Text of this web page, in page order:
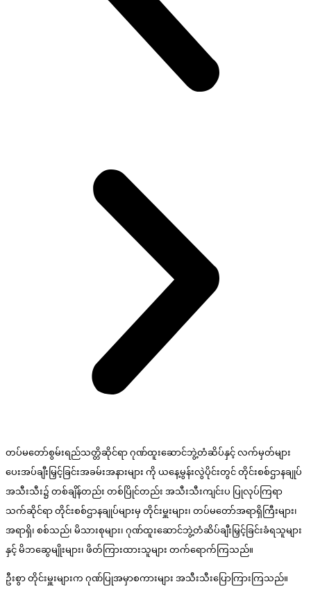
တပ်မတော်စွမ်းရည်သတ္တိဆိုင်ရာ ဂုဏ်ထူးဆောင်ဘွဲ့တံဆိပ်နှင့် လက်မှတ်များ
ပေးအပ်ချီးမြှင့်ခြင်းအခမ်းအနားများ ကို ယနေ့မွန်းလွဲပိုင်းတွင် တိုင်းစစ်ဌာနချုပ်
အသီးသီး၌ တစ်ချိန်တည်း တစ်ပြိုင်တည်း အသီးသီးကျင်းပ ပြုလုပ်ကြရာ
သက်ဆိုင်ရာ တိုင်းစစ်ဌာနချုပ်များမှ တိုင်းမှူးများ၊ တပ်မတော်အရာရှိကြီးများ၊
အရာရှိ၊ စစ်သည်၊ မိသားစုများ၊ ဂုဏ်ထူးဆောင်ဘွဲ့တံဆိပ်ချီးမြှင့်ခြင်းခံရသူများ
နှင့် မိဘဆွေမျိုးများ၊ ဖိတ်ကြားထားသူများ တက်ရောက်ကြသည်။
ဦးစွာ တိုင်းမှူးများက ဂုဏ်ပြုအမှာစကားများ အသီးသီးပြောကြားကြသည်။